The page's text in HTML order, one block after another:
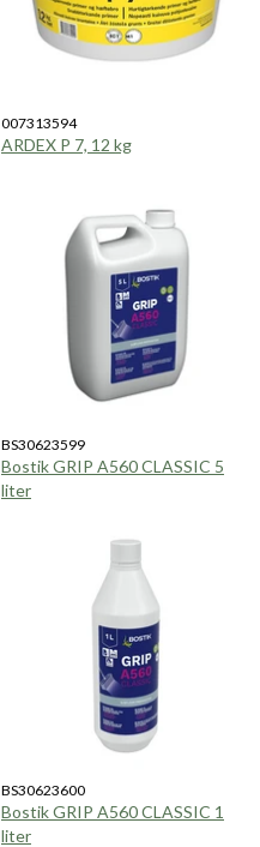
007313594
ARDEX P 7, 12 kg
BS30623599
Bostik GRIP A560 CLASSIC 5
liter
BS30623600
Bostik GRIP A560 CLASSIC 1
liter